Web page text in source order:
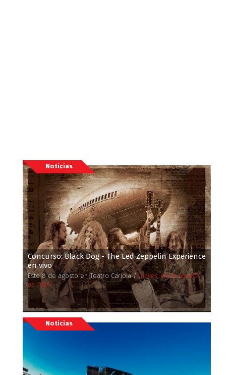
Noticias
Concurso: Black Dog - The Led Zeppelin Experience
en vivo
Este 8 de agosto en Teatro Cariola /Jueves, 06 de Agosto
de 2026
Noticias